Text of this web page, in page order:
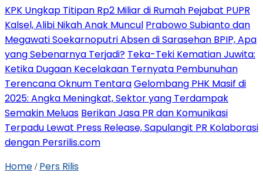
KPK Ungkap Titipan Rp2 Miliar di Rumah Pejabat PUPR
Kalsel, Alibi Nikah Anak Muncul Prabowo Subianto dan
Megawati Soekarnoputri Absen di Sarasehan BPIP, Apa
yang Sebenarnya Terjadi? Teka-Teki Kematian Juwita:
Ketika Dugaan Kecelakaan Ternyata Pembunuhan
Terencana Oknum TentaraGelombang PHK Masif di
2025: Angka Meningkat, Sektor yang Terdampak
Semakin Meluas Berikan Jasa PR dan Komunikasi
Terpadu Lewat Press Release, Sapulangit PR Kolaborasi
dengan Persrilis.com
Home / Pers Rilis